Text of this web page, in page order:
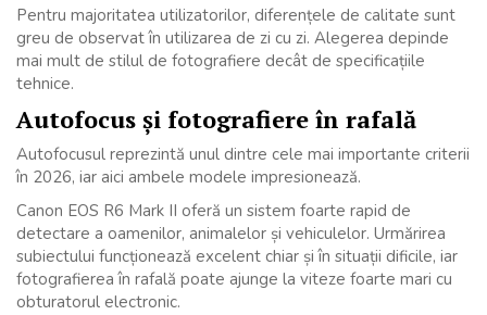
Pentru majoritatea utilizatorilor, diferențele de calitate sunt
greu de observat în utilizarea de zi cu zi. Alegerea depinde
mai mult de stilul de fotografiere decât de specificațiile
tehnice.
Autofocus și fotografiere în rafală
Autofocusul reprezintă unul dintre cele mai importante criterii
în 2026, iar aici ambele modele impresionează.
Canon EOS R6 Mark II oferă un sistem foarte rapid de
detectare a oamenilor, animalelor și vehiculelor. Urmărirea
subiectului funcționează excelent chiar și în situații dificile, iar
fotografierea în rafală poate ajunge la viteze foarte mari cu
obturatorul electronic.